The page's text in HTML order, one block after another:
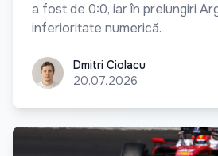
a fost de 0:0, iar în prelungiri
inferioritate numerică.
Dmitri Ciolacu
Dmitri Ciolacu
20.07.2026